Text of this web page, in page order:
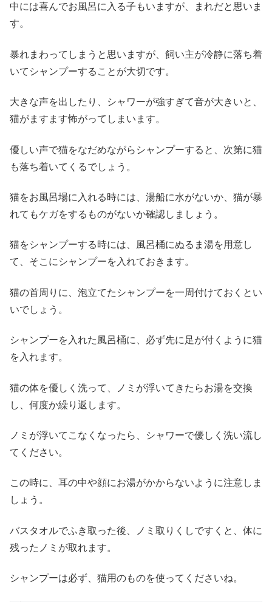
中には喜んでお風呂に入る子もいますが、まれだと思いま
す。
暴れまわってしまうと思いますが、飼い主が冷静に落ち着
いてシャンプーすることが大切です。
大きな声を出したり、シャワーが強すぎて音が大きいと、
猫がますます怖がってしまいます。
優しい声で猫をなだめながらシャンプーすると、次第に猫
も落ち着いてくるでしょう。
猫をお風呂場に入れる時には、湯船に水がないか、猫が暴
れてもケガをするものがないか確認しましょう。
猫をシャンプーする時には、風呂桶にぬるま湯を用意し
て、そこにシャンプーを入れておきます。
猫の首周りに、泡立てたシャンプーを一周付けておくとい
いでしょう。
シャンプーを入れた風呂桶に、必ず先に足が付くように猫
を入れます。
猫の体を優しく洗って、ノミが浮いてきたらお湯を交換
し、何度か繰り返します。
ノミが浮いてこなくなったら、シャワーで優しく洗い流し
てください。
この時に、耳の中や顔にお湯がかからないように注意しま
しょう。
バスタオルでふき取った後、ノミ取りくしですくと、体に
残ったノミが取れます。
シャンプーは必ず、猫用のものを使ってくださいね。